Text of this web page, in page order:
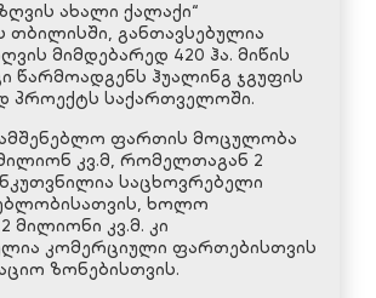
ახალი ქალაქი“
თბილისში, განთავსებულია
მიმდებარედ 420 ჰა. მიწის
წარმოადგენს ჰუალინგ ჯგუფის
პროექტს საქართველოში.
ფართის მოცულობა
კვ.მ, რომელთაგან 2
საცხოვრებელი
ხოლო
მილიონი კვ.მ. კი
კომერციული ფართებისთვის
ზონებისთვის.